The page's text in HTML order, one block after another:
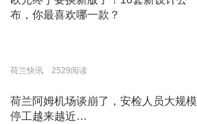
布，你最喜欢哪一款？
荷兰快讯 2529阅读
荷兰阿姆机场谈崩了，安检人员大规模
停工越来越近…